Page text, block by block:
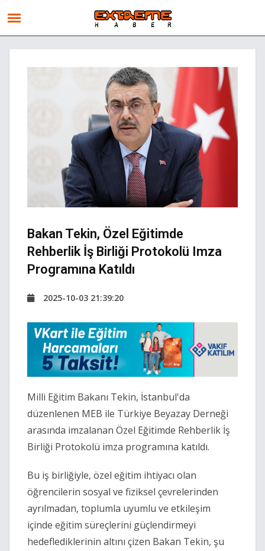
Bakan Tekin, Özel Eğitimde
Rehberlik İş Birliği Protokolü Imza
Programına Katıldı
2025-10-03 21:39:20
Milli Eğitim Bakanı Tekin, İstanbul'da
düzenlenen MEB ile Türkiye Beyazay Derneği
arasında imzalanan Özel Eğitimde Rehberlik İş
Birliği Protokolü imza programına katıldı.
Bu iş birliğiyle, özel eğitim ihtiyacı olan
öğrencilerin sosyal ve fiziksel çevrelerinden
ayrılmadan, toplumla uyumlu ve etkileşim
içinde eğitim süreçlerini güçlendirmeyi
hedeflediklerinin altını çizen Bakan Tekin, şu